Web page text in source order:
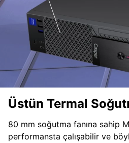
Üstün Termal
80 mm soğutma fanına sahip
performansta çalışabilir ve